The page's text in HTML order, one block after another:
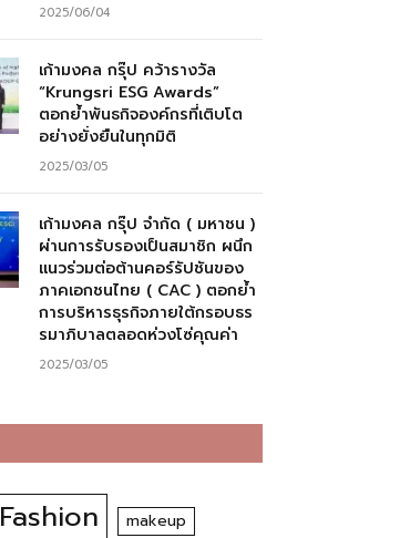
2025/06/04
เก้ามงคล กรุ๊ป คว้ารางวัล
“Krungsri ESG Awards”
ตอกย้ำพันธกิจองค์กรที่เติบโต
อย่างยั่งยืนในทุกมิติ
2025/03/05
เก้ามงคล กรุ๊ป จำกัด ( มหาชน )
ผ่านการรับรองเป็นสมาชิก ผนึก
แนวร่วมต่อต้านคอร์รัปชันของ
ภาคเอกชนไทย ( CAC ) ตอกย้ำ
การบริหารธุรกิจภายใต้กรอบธร
รมาภิบาลตลอดห่วงโซ่คุณค่า
2025/03/05
Fashion makeup